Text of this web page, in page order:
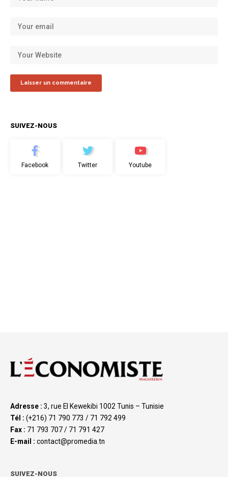
SUIVEZ-NOUS
Facebook Twitter Youtube
Adresse : 3, rue El Kewekibi 1002 Tunis – Tunisie
Tél : (+216) 71 790 773 / 71 792 499
Fax : 71 793 707 / 71 791 427
E-mail : contact@promedia.tn
SUIVEZ-NOUS